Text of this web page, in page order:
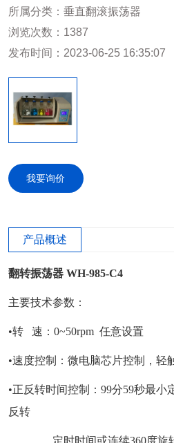
所属分类： 垂直翻滚振荡器
浏览次数： 1387
发布时间： 2023-06-25 16:35:07
我要询价
产品概述
翻转振荡器 WH-985-C4
主要技术参数：
•转 速：0~50rpm 任意设置
•速度控制：微电脑芯片控制，轻
•正反转时间控制：99分59秒最小
反转